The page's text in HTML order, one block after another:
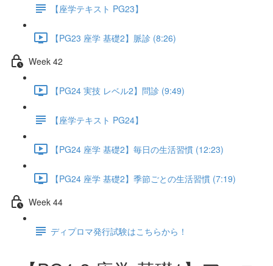
【座学テキスト PG23】
【PG23 座学 基礎2】脈診 (8:26)
Week 42
【PG24 実技 レベル2】問診 (9:49)
【座学テキスト PG24】
【PG24 座学 基礎2】毎日の生活習慣 (12:23)
【PG24 座学 基礎2】季節ごとの生活習慣 (7:19)
Week 44
ディプロマ発行試験はこちらから！